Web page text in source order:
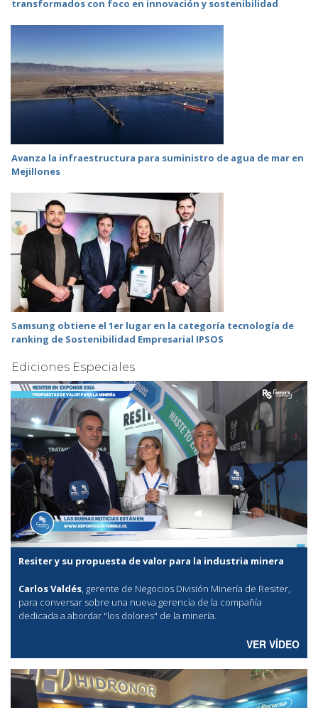
transformados con foco en innovación y sostenibilidad
Avanza la infraestructura para suministro de agua de mar en
Mejillones
Samsung obtiene el 1er lugar en la categoría tecnología de
ranking de Sostenibilidad Empresarial IPSOS
Ediciones Especiales
Resiter y su propuesta de valor para la industria minera
Carlos Valdés, gerente de Negocios División Minería de Resiter,
para conversar sobre una nueva gerencia de la compañía
dedicada a abordar "los dolores" de la minería.
VER VÍDEO